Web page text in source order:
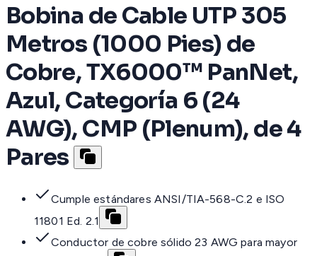
Bobina de Cable UTP 305
Metros (1000 Pies) de
Cobre, TX6000™ PanNet,
Azul, Categoría 6 (24
AWG), CMP (Plenum), de 4
Pares
Cumple estándares ANSI/TIA-568-C.2 e ISO
11801 Ed. 2.1
Conductor de cobre sólido 23 AWG para mayor